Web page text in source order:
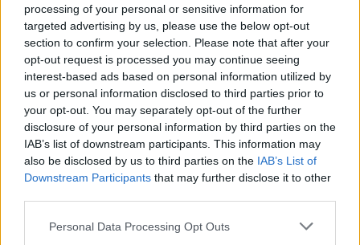
processing of your personal or sensitive information for
targeted advertising by us, please use the below opt-out
section to confirm your selection. Please note that after your
opt-out request is processed you may continue seeing
interest-based ads based on personal information utilized by
us or personal information disclosed to third parties prior to
your opt-out. You may separately opt-out of the further
disclosure of your personal information by third parties on the
IAB’s list of downstream participants. This information may
also be disclosed by us to third parties on the IAB’s List of
Downstream Participants that may further disclose it to other
Personal Data Processing Opt Outs
Filmy i seriale